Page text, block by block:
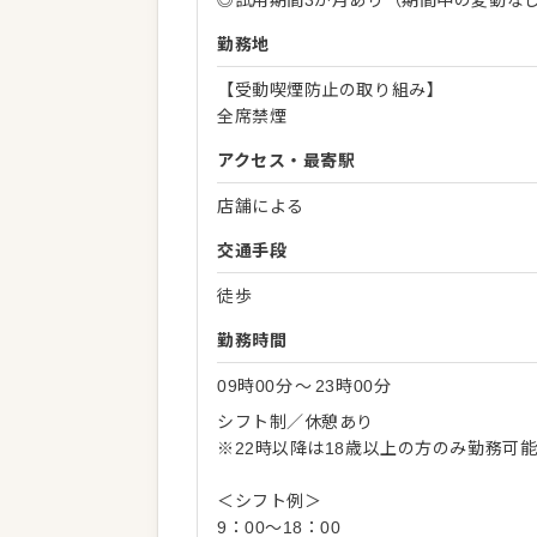
勤務地
【受動喫煙防止の取り組み】
全席禁煙
アクセス・最寄駅
店舗による
交通手段
徒歩
勤務時間
09時00分〜 23時00分
シフト制／休憩あり
※22時以降は18歳以上の方のみ勤務可能
＜シフト例＞
9：00～18：00